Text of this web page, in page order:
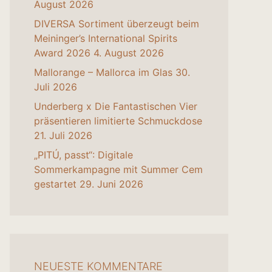
August 2026
DIVERSA Sortiment überzeugt beim
Meininger’s International Spirits
Award 2026 4. August 2026
Mallorange – Mallorca im Glas 30.
Juli 2026
Underberg x Die Fantastischen Vier
präsentieren limitierte Schmuckdose
21. Juli 2026
„PITÚ, passt“: Digitale
Sommerkampagne mit Summer Cem
gestartet 29. Juni 2026
NEUESTE KOMMENTARE